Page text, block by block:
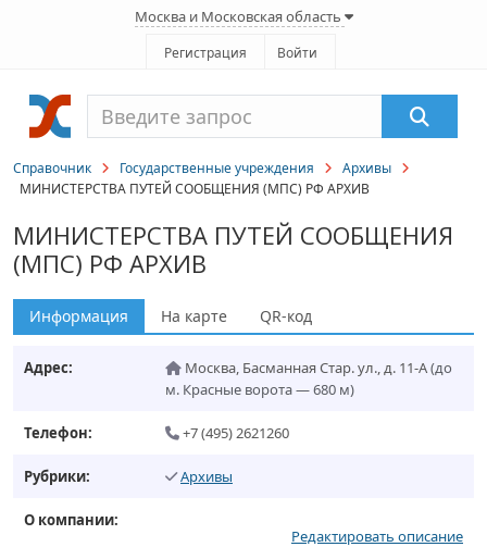
Москва и Московская область
Регистрация Войти
Справочник Государственные учреждения
Архивы
МИНИСТЕРСТВА ПУТЕЙ СООБЩЕНИЯ (МПС) РФ АРХИВ
МИНИСТЕРСТВА ПУТЕЙ СООБЩЕНИЯ
(МПС) РФ АРХИВ
Информация На карте QR-код
Адрес: Москва, Басманная Стар. ул., д. 11-А(до
м. Красные ворота — 680 м)
Телефон: +7 (495) 2621260
Рубрики: Архивы
О компании:
Редактировать описание